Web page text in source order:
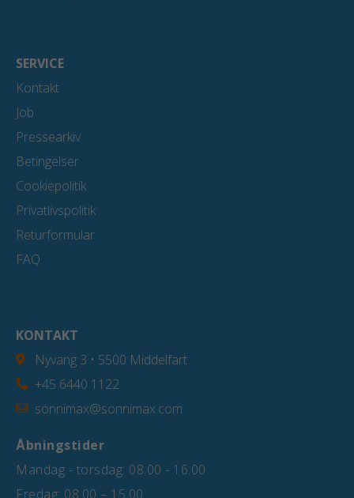
SERVICE
Kontakt
Job
Pressearkiv
Betingelser
Cookiepolitik
Privatlivspolitik
Returformular
FAQ
KONTAKT
Nyvang 3 • 5500 Middelfart
+45 6440 1122
sonnimax@sonnimax.com
Åbningstider
Mandag - torsdag: 08.00 - 16.00
Fredag: 08.00 – 15.00